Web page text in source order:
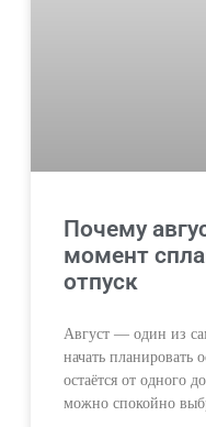
Почему
момент
отпуск
Август — один из
начать планировать
остаётся от одного
можно спокойно